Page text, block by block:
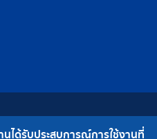
ริษัท ไซมาเคมี จำกัด
นได้รับประสบการณ์การใช้งานที่